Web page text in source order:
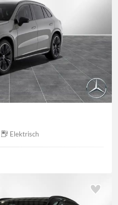
Elektrisch